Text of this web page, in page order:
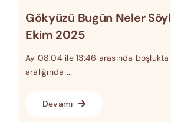
Gökyüzü Bugün Neler
Ekim 2025
Ay 08:04 ile 13:46 arasında
aralığında ...
Devamı